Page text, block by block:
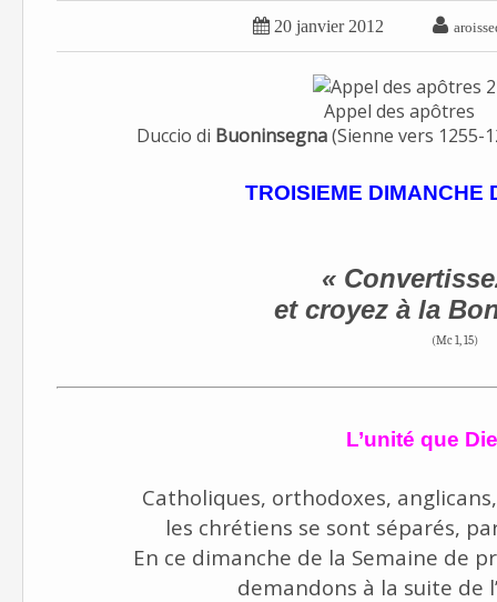
 20 janvier 2012 
Appel des apôtres
Duccio di Buoninsegna(Sienne vers 1255-
TROISIEME DIMANCHE
«
et croyez à la
(Mc 1, 15)
L’unité que
Catholiques, orthodoxes,
les chrétiens se sont séparés,
En ce dimanche de la Semaine de
demandons à la suite de